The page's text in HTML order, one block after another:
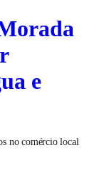
e
no comércio local